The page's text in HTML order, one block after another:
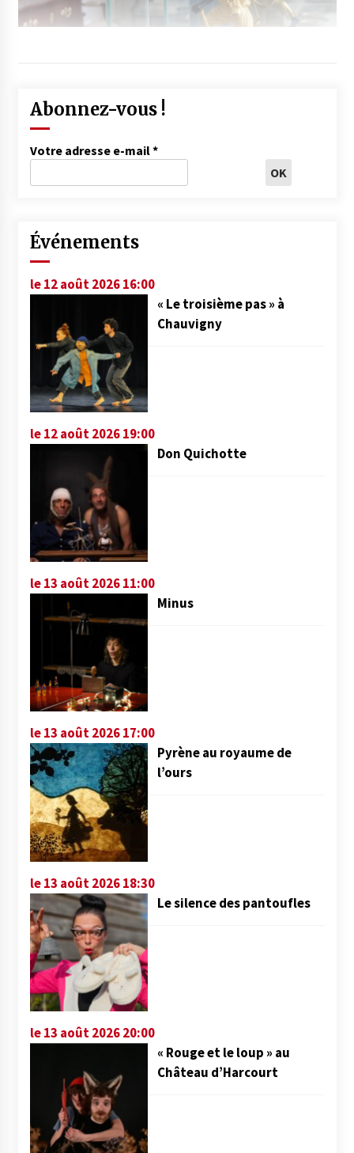
Abonnez-vous !
Votre adresse e-mail*
Événements
le 12 août 2026 16:00
« Le troisième pas » à
Chauvigny
le 12 août 2026 19:00
Don Quichotte
le 13 août 2026 11:00
Minus
le 13 août 2026 17:00
Pyrène au royaume de
l’ours
le 13 août 2026 18:30
Le silence des pantoufles
le 13 août 2026 20:00
« Rouge et le loup » au
Château d’Harcourt